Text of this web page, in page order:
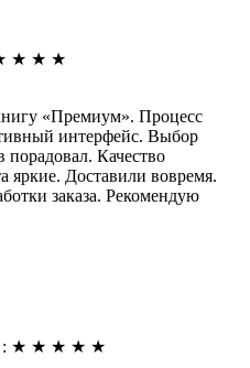
★ ★ ★
«Премиум». Процесс
интерфейс. Выбор
Качество
яркие. Доставили вовремя.
заказа. Рекомендую
: ★ ★ ★ ★ ★